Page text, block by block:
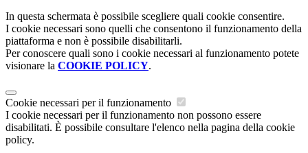
In questa schermata è possibile scegliere quali cookie consentire.
I cookie necessari sono quelli che consentono il funzionamento della
piattaforma e non è possibile disabilitarli.
Per conoscere quali sono i cookie necessari al funzionamento potete
visionare la COOKIE POLICY.
Cookie necessari per il funzionamento
I cookie necessari per il funzionamento non possono essere
disabilitati. È possibile consultare l'elenco nella pagina della cookie
policy.